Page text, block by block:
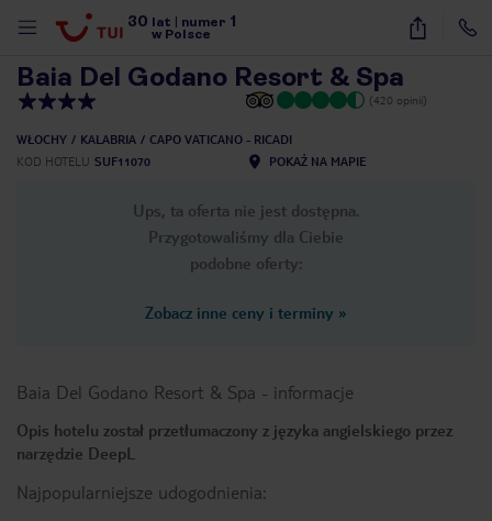
30 lat numer 1
w Polsce
42
Baia Del Godano Resort & Spa
(420 opinii)
WŁOCHY KALABRIA
CAPO VATICANO - RICADI
KOD HOTELU SUF11070 POKAŻ NA MAPIE
Ups, ta oferta nie jest dostępna.
Przygotowaliśmy dla Ciebie
podobne oferty:
Zobacz inne ceny i terminy »
Baia Del Godano Resort & Spa - informacje
Opis hotelu został przetłumaczony z języka angielskiego przez
narzędzie DeepL
Najpopularniejsze udogodnienia: